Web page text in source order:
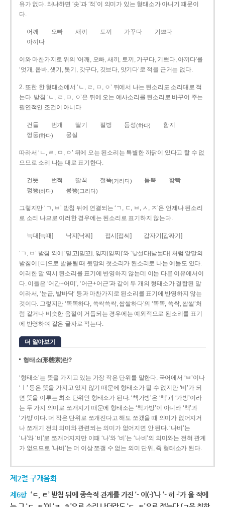
유가 없다. 왜냐하면 ‘솟’과 ‘적’이 의미가 있는 형태소가 아니기 때문이
다.
어깨 오빠 새끼 토끼 가꾸다
기쁘다
아끼다
이와 마찬가지로 위의 ‘어깨, 오빠, 새끼, 토끼, 가꾸다, 기쁘다, 아끼다’를
‘엇개, 옵바, 샛기, 톳기, 갓구다, 깃브다, 앗기다’로 적을 근거는 없다.
2. 또한 한 형태소에서 ‘ㄴ, ㄹ, ㅁ, ㅇ’ 뒤에서 나는 된소리도 소리대로 적
는다. 받침 ‘ㄴ, ㄹ, ㅁ, ㅇ’은 뒤에 오는 예사소리를 된소리로 바꾸어 주는
필연적인 조건이 아니다.
건들 번개 딸기 절벙 듬성(하다)
함지
껑둥(하다) 뭉실
따라서 ‘ㄴ, ㄹ, ㅁ, ㅇ’ 뒤에 오는 된소리는 특별한 까닭이 있다고 할 수 없
으므로 소리 나는 대로 표기한다.
건뜻 번쩍 딸꾹 절뚝(거리다) 듬뿍
함빡
껑뚱(하다) 뭉뚱(그리다)
그렇지만 ‘ㄱ, ㅂ’ 받침 뒤에 연결되는 ‘ㄱ, ㄷ, ㅂ, ㅅ, ㅈ’은 언제나 된소리
로 소리 나므로 이러한 경우에는 된소리로 표기하지 않는다.
늑대[늑때] 낙지[낙찌] 접시[접씨] 갑자기[갑짜기]
‘ㄱ, ㅂ’ 받침 외에 ‘믿고[믿꼬], 잊지[읻찌]’와 ‘낯설다[낟썰다]’처럼 앞말의
받침이 [ㄷ]으로 발음될 때 뒷말의 첫소리가 된소리로 나는 예들도 있다.
이러한 말 역시 된소리를 표기에 반영하지 않는데 이는 다른 이유에서이
다. 이들은 ‘어간+어미’, ‘어근+어근’과 같이 두 개의 형태소가 결합된 말
이라서, ‘눈곱, 발바닥’ 등과 마찬가지로 된소리를 표기에 반영하지 않는
것이다. 그렇지만 ‘똑똑하다, 쓱싹쓱싹, 쌉쌀하다’의 ‘똑똑, 쓱싹, 쌉쌀’처
럼 같거나 비슷한 음절이 거듭되는 경우에는 예외적으로 된소리를 표기
에 반영하여 같은 글자로 적는다.
더 알아보기
형태소(形態素)란?
‘형태소’는 뜻을 가지고 있는 가장 작은 단위를 말한다. 국어에서 ‘ㅂ’이나
‘ㅣ’ 등은 뜻을 가지고 있지 않기 때문에 형태소가 될 수 없지만 ‘비’가 되
면 뜻을 이루는 최소 단위인 형태소가 된다. ‘책가방’은 ‘책’과 ‘가방’이라
는 두 가지 의미로 쪼개지기 때문에 형태소는 ‘책가방’이 아니라 ‘책’과
‘가방’이다. 더 작은 단위로 쪼개진다고 해도 쪼갰을 때 의미가 없어지거
나 쪼개기 전의 의미와 관련되는 의미가 없어지면 안 된다. ‘나비’는
‘나’와 ‘비’로 쪼개어지지만 이때 ‘나’와 ‘비’는 ‘나비’의 의미와는 전혀 관계
가 없으므로 ‘나비’는 더 이상 쪼갤 수 없는 의미 단위, 즉 형태소가 된다.
제2절 구개음화
제6항 ‘ㄷ, ㅌ’ 받침 뒤에 종속적 관계를 가진 ‘- 이(-)’나 ‘- 히 -’가 올 적에